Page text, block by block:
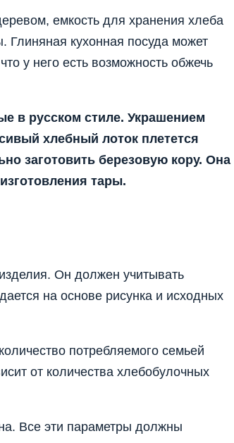
емкость для хранения хлеба
Глиняная кухонная посуда может
у него есть возможность обжечь
в русском стиле. Украшением
хлебный лоток плетется
заготовить березовую кору. Она
тары.
Он должен учитывать
на основе рисунка и исходных
потребляемого семьей
от количества хлебобулочных
Все эти параметры должны